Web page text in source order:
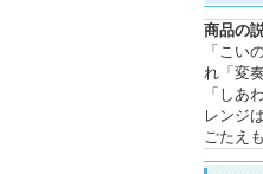
商品の
「こい
れ「変
「しあ
レンジ
ごたえ